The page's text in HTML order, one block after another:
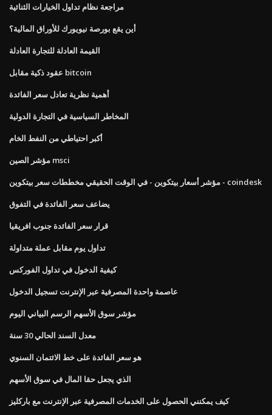
مراجعة نظام تداول الخيارات الثنائية
أين يقع بورصة نيويورك للأوراق المالية؟
القيمة العادلة للتجارة العادلة
عقود ذكية مقابل bitcoin
أهمية نظرية تعادل سعر الفائدة
المخاطر السياسية في التجارة الدولية
أكبر احتياطي من النفط الخام
مؤشر الصين msci
مؤشر أسعار بيتكوين - في الوقت الحقيقي مخططات سعر بيتكوين - coindesk
يضاعف سعر الفائدة في التفوق
قرار سعر الفائدة جنوب افريقيا
تداول يوم مقابل عملة متداولة
كيفية الدخول في تداول الفوركس
عاصمة واحدة المصرفية عبر الإنترنت تسجيل الدخول
مؤشر سوق الأسهم الرسم البياني اليوم
معدل السند الحالي 30 سنة
هو سعر الفائدة على خط الائتمان السنوي
الذي يجعل حقا المال في سوق الأسهم
كيف يمكنني الحصول على الخدمات المصرفية عبر الإنترنت مع باركليز